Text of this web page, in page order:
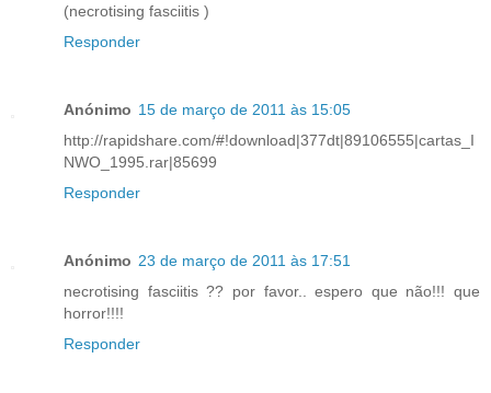
(necrotising fasciitis )
Responder
Anónimo 15 de março de 2011 às 15:05
http://rapidshare.com/#!download|377dt|89106555|cartas_I
NWO_1995.rar|85699
Responder
Anónimo 23 de março de 2011 às 17:51
necrotising fasciitis ?? por favor.. espero que não!!! que
horror!!!!
Responder